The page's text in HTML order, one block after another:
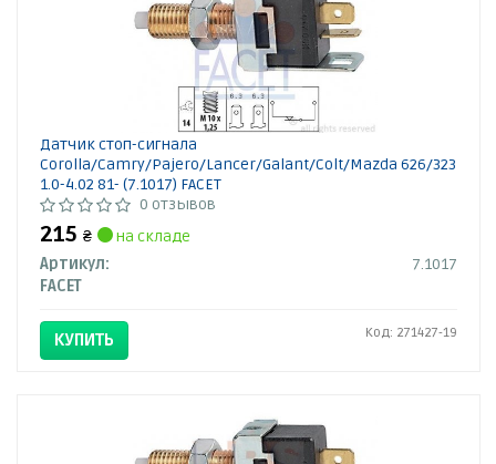
Датчик стоп-сигнала
Corolla/Camry/Pajero/Lancer/Galant/Colt/Mazda 626/323
1.0-4.02 81- (7.1017) FACET
0 отзывов
215 ₴
на складе
Артикул:
7.1017
FACET
КУПИТЬ Код: 271427-19